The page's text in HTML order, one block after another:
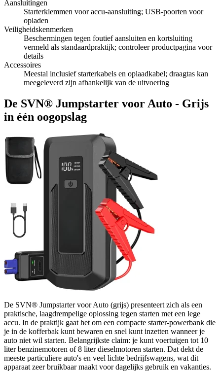
Aansluitingen
Starterklemmen voor accu-aansluiting; USB-poorten voor
opladen
Veiligheidskenmerken
Beschermingen tegen foutief aansluiten en kortsluiting
vermeld als standaardpraktijk; controleer productpagina voor
details
Accessoires
Meestal inclusief starterkabels en oplaadkabel; draagtas kan
meegeleverd zijn afhankelijk van de uitvoering
De SVN® Jumpstarter voor Auto - Grijs
in één oogopslag
De SVN® Jumpstarter voor Auto (grijs) presenteert zich als een
praktische, laagdrempelige oplossing tegen starten met een lege
accu. In de praktijk gaat het om een compacte starter-powerbank die
je in de kofferbak kunt bewaren en snel kunt inzetten wanneer je
auto niet wil starten. Belangrijkste claim: je kunt voertuigen tot 10
liter benzinemotoren of 8 liter dieselmotoren starten. Dat dekt de
meeste particuliere auto's en veel lichte bedrijfswagens, wat dit
apparaat zeer bruikbaar maakt voor dagelijks gebruik en vakanties.